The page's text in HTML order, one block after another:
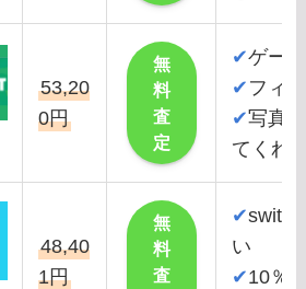
53,20
0円
無
料
査
定
✔ゲー
✔ フィ
✔写真
てくれ
48,40
1円
無
料
査
✔
い
✔10％